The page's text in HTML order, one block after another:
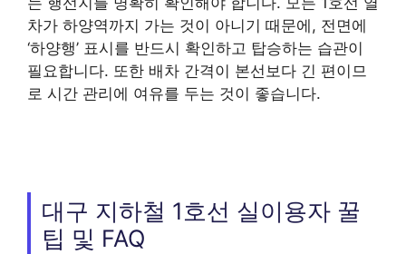
차가 하양역까지 가는 것이 아니기 때문에, 전면에
‘하양행’ 표시를 반드시 확인하고 탑승하는 습관이
필요합니다. 또한 배차 간격이 본선보다 긴 편이므
로 시간 관리에 여유를 두는 것이 좋습니다.
대구 지하철 1호선 실이용자 꿀
팁 및 FAQ